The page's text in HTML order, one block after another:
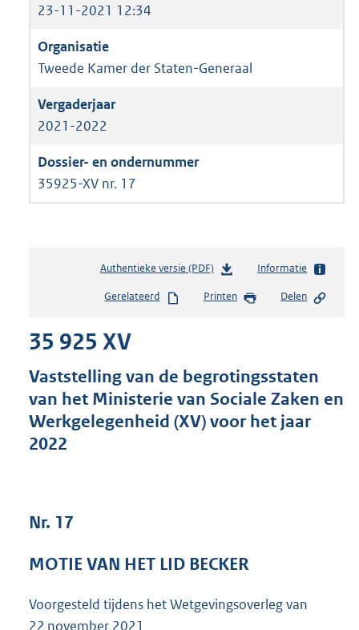
23-11-2021 12:34
Tweede Kamer der Staten-Generaal
2021-2022
35925-XV nr. 17
Authentieke versie (PDF)b
s
s
g
r
K
Informatie
Gerelateerd Printen Delen
35 925 XV
Vaststelling van de begrotingsstaten
van het Ministerie van Sociale Zaken en
Werkgelegenheid (XV) voor het jaar
2022
Nr. 17
MOTIE VAN HET LID BECKER
Voorgesteld tijdens het Wetgevingsoverleg van
22 november 2021